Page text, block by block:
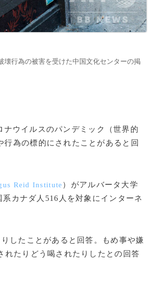
行為の被害を受けた中国文化センターの掲
ナウイルスのパンデミック（世界的
為の標的にされたことがあると回
Reid Institute ）がアルバータ大学
カナダ人516人を対象にインターネ
したことがあると回答。もめ事や嫌
れたりどう喝されたりしたとの回答